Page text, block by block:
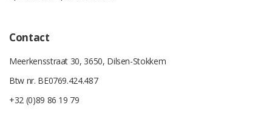
Contact
Meerkensstraat 30, 3650, Dilsen-Stokkem
Btw nr. BE0769.424.487
+32 (0)89 86 19 79